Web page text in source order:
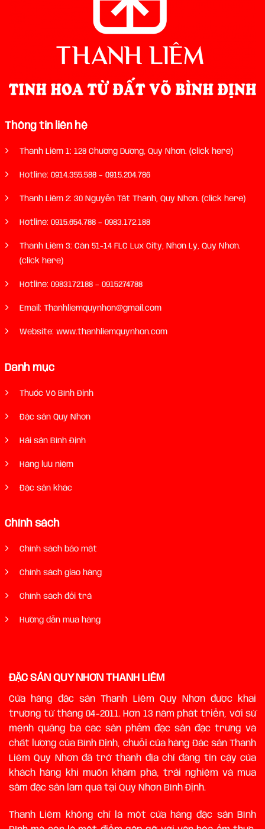
Thông tin liên hệ
Thanh Liêm 1: 128 Chương Dương, Quy Nhơn. (click here)
Hotline: 0914.355.588 – 0915.204.786
Thanh Liêm 2: 30 Nguyễn Tất Thành, Quy Nhơn. (click here)
Hotline: 0915.654.788 – 0983.172.188
Thanh Liêm 3: Căn 51-14 FLC Lux City, Nhơn Lý, Quy Nhơn.
(click here)
Hotline: 0983172188 – 0915274788
Email: Thanhliemquynhon@gmail.com
Website: www.thanhliemquynhon.com
Danh mục
Thuốc Võ Bình Định
Đặc sản Quy Nhơn
Hải sản Bình Định
Hàng lưu niệm
Đặc sản khác
Chính sách
Chính sách bảo mật
Chính sách giao hàng
Chính sách đổi trả
Hướng dẫn mua hàng
ĐẶC SẢN QUY NHƠN THANH LIÊM
Cửa hàng đặc sản Thanh Liêm Quy Nhơn được khai
trương từ tháng 04-2011. Hơn 13 năm phát triển, với sứ
mệnh quảng bá các sản phẩm đặc sản đặc trưng và
chất lượng của Bình Định, chuỗi của hàng Đặc sản Thanh
Liêm Quy Nhơn đã trở thành địa chỉ đáng tin cậy của
khách hàng khi muốn khám phá, trải nghiệm và mua
sắm đặc sản làm quà tại Quy Nhơn Bình Định.
Thanh Liêm không chỉ là một cửa hàng đặc sản Bình